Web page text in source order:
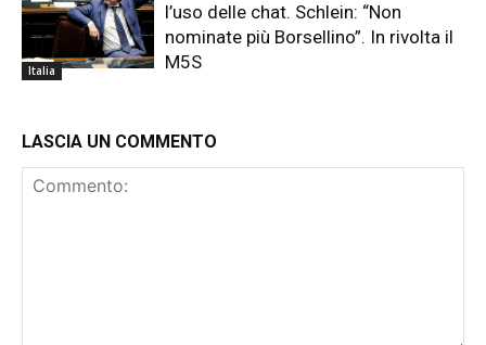
Italia
l’uso delle chat. Schlein: “Non
nominate più Borsellino”. In rivolta il
M5S
LASCIA UN COMMENTO